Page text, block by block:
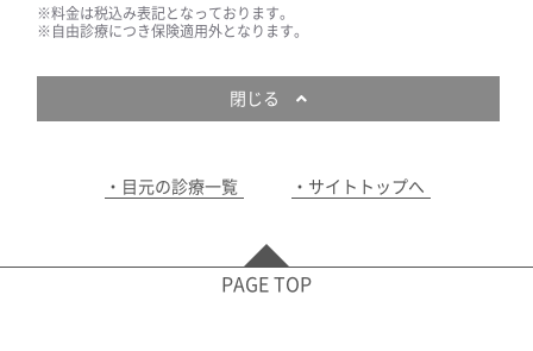
※料金は税込み表記となっております。
※自由診療につき保険適用外となります。
閉じる
目元の診療一覧 サイトトップへ
PAGE TOP